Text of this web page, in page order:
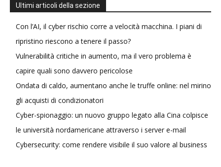
Ultimi articoli della sezione
Con l’AI, il cyber rischio corre a velocità macchina. I piani di
ripristino riescono a tenere il passo?
Vulnerabilità critiche in aumento, ma il vero problema è
capire quali sono davvero pericolose
Ondata di caldo, aumentano anche le truffe online: nel mirino
gli acquisti di condizionatori
Cyber-spionaggio: un nuovo gruppo legato alla Cina colpisce
le università nordamericane attraverso i server e-mail
Cybersecurity: come rendere visibile il suo valore al business